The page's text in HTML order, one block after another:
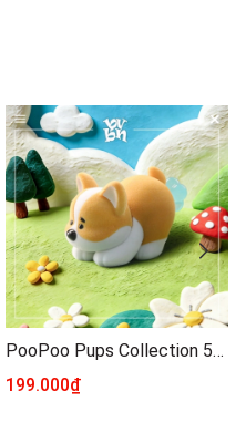
PooPoo Pups Collection 52Toys Blindbox Series
199.000₫